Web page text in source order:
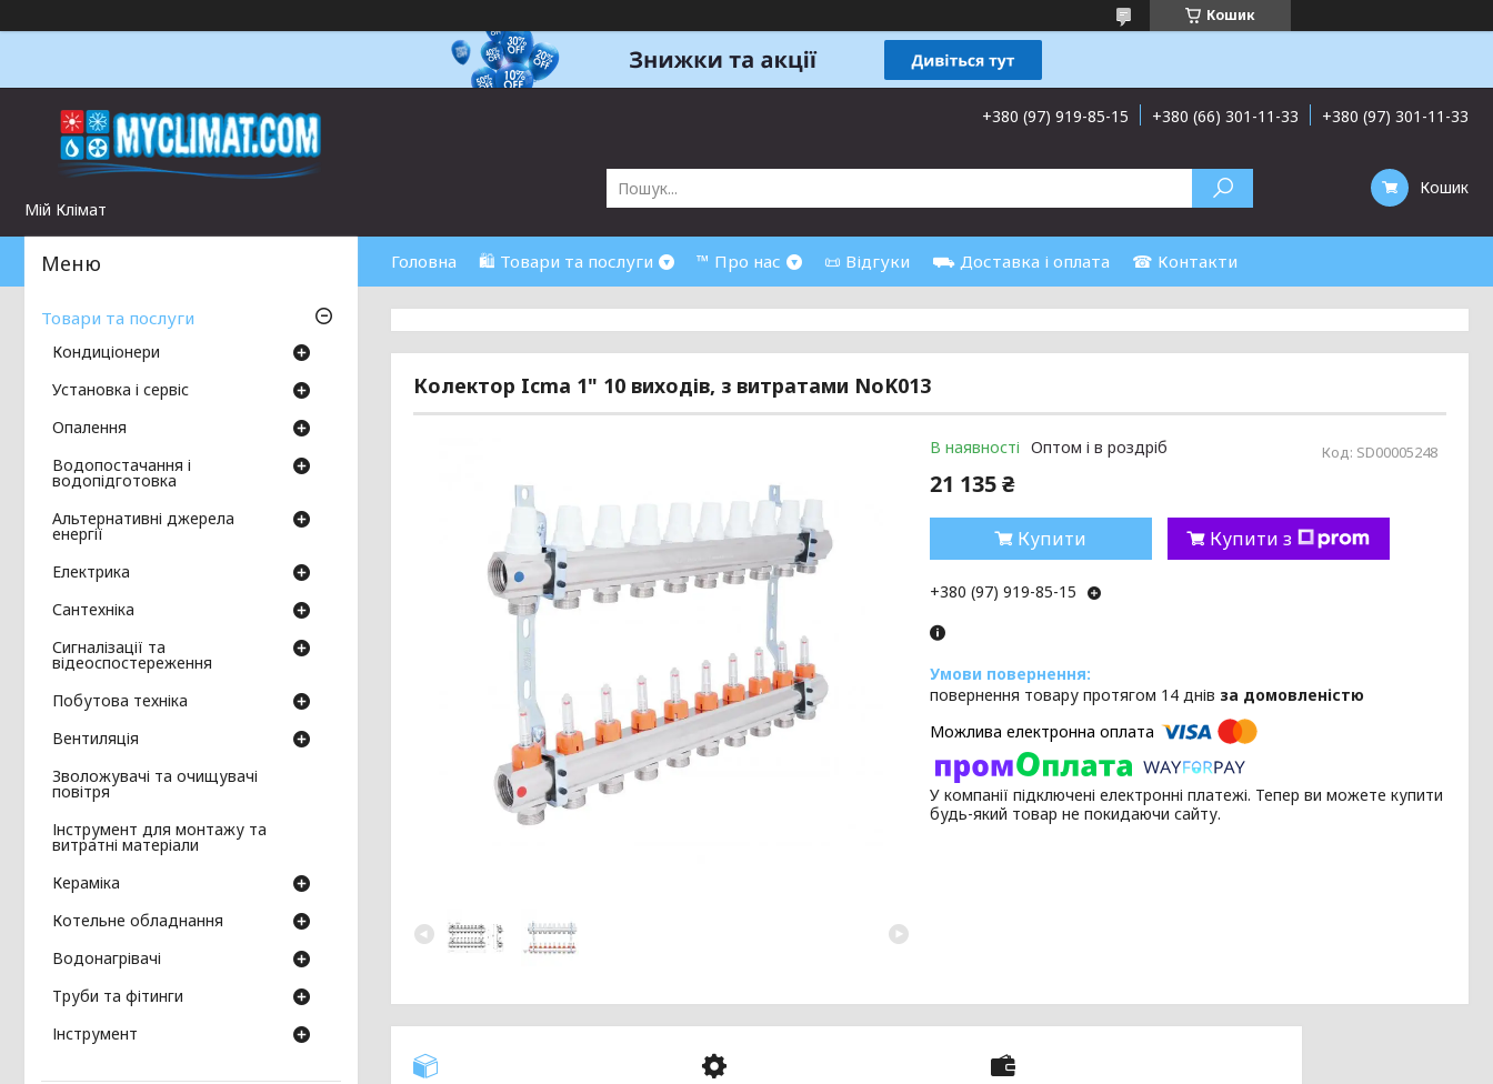
Кошик
Мій Клімат
+380 (97) 919-85-15 +380 (66) 301-11-33 +380 (97) 301-11-33
Кошик
Головна 🛍 Товари та послуги ™ Про нас 📜 Відгуки ⛟ Доставка і оплата ☎ Контакти
Колектор Icma 1" 10 виходів, з витратами NoK013
В наявності Оптом і в роздріб Код: SD00005248
21 135 ₴
Купити Купити з
+380 (97) 919-85-15
повернення товару протягом 14 днів за домовленістю
У компанії підключені електронні платежі. Тепер ви можете купити
будь-який товар не покидаючи сайту.
Товари та послуги
Кондиціонери
Установка і сервіс
Опалення
Водопостачання і
водопідготовка
Альтернативні джерела
енергії
Електрика
Сантехніка
Сигналізації та
відеоспостереження
Побутова техніка
Вентиляція
Зволожувачі та очищувачі
повітря
Інструмент для монтажу та
витратні матеріали
Кераміка
Котельне обладнання
Водонагрівачі
Труби та фітинги
Інструмент